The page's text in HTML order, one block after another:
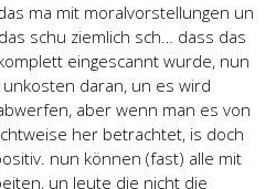
ma mit moralvorstellungen un
schu ziemlich sch… dass das
eingescannt wurde, nun
daran, un es wird
aber wenn man es von
her betrachtet, is doch
nun können (fast) alle mit
un leute die nicht die